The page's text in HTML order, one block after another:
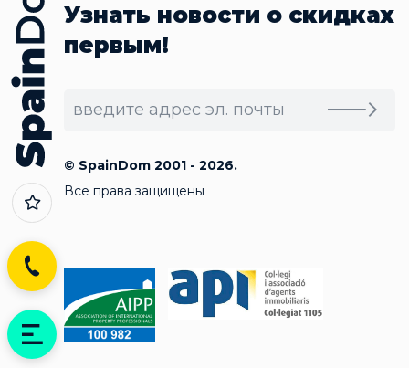
Узнать новости о скидках
первым!
© SpainDom 2001 - 2026.
Все права защищены